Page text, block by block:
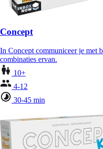
Concept
In Concept communiceer je met
combinaties ervan.
10+
4-12
30-45 min